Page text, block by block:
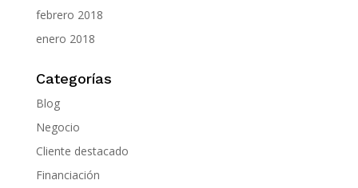
febrero 2018
enero 2018
Categorías
Blog
Negocio
Cliente destacado
Financiación